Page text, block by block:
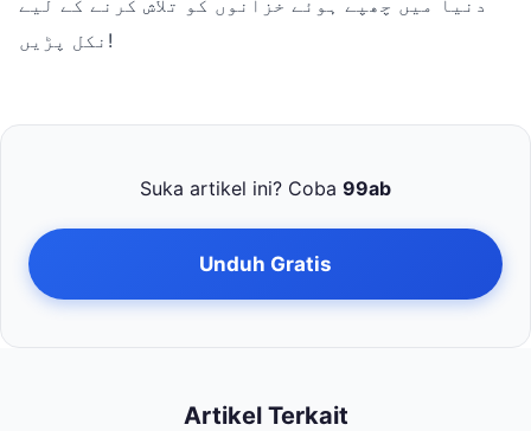
نکل پڑیں!
Suka artikel ini? Coba 99ab
Unduh Gratis
Artikel Terkait